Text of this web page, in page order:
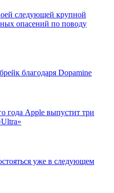
следующей крупной
опасений по поводу
благодаря Dopamine
года Apple выпустит три
уже в следующем